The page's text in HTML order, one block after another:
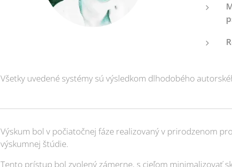
Všetky uvedené systémy sú výsledkom dlhodobého
Výskum bol v počiatočnej fáze realizovaný v prirodzenom
výskumnej štúdie.
Tento prístup bol zvolený zámerne, s cieľom minimalizovať